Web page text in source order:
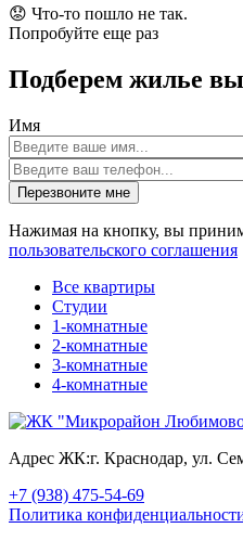
😟 Что-то пошло не так.
Попробуйте еще раз
Подберем жилье
Имя
Перезвоните мне
Нажимая на кнопку, вы
пользовательского соглашения
Все квартиры
Студии
1-комнатные
2-комнатные
3-комнатные
4-комнатные
Адрес ЖК:г. Краснодар, ул.
+7 (938) 475-54-69
Политика